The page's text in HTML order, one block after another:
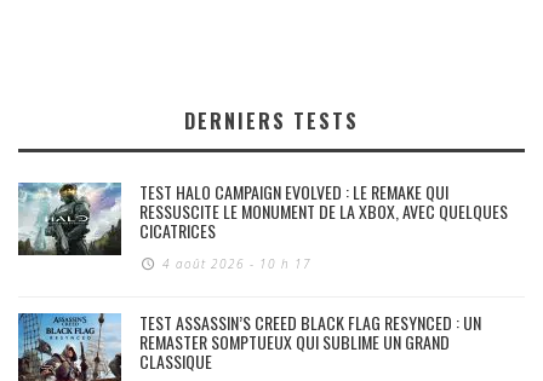
DERNIERS TESTS
TEST HALO CAMPAIGN EVOLVED : LE REMAKE QUI
RESSUSCITE LE MONUMENT DE LA XBOX, AVEC QUELQUES
CICATRICES
4 août 2026 - 10 h 17
TEST ASSASSIN’S CREED BLACK FLAG RESYNCED : UN
REMASTER SOMPTUEUX QUI SUBLIME UN GRAND
CLASSIQUE